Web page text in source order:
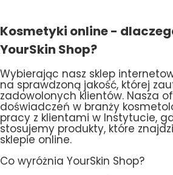
Kosmetyki online -
YourSkin Shop?
Wybierając nasz sklep
na sprawdzoną jakość, której
zadowolonych klientów. Nasza
doświadczeń w branży
pracy z klientami w Instytucie,
stosujemy produkty, które
sklepie online.
Co wyróżnia YourSkin Shop?